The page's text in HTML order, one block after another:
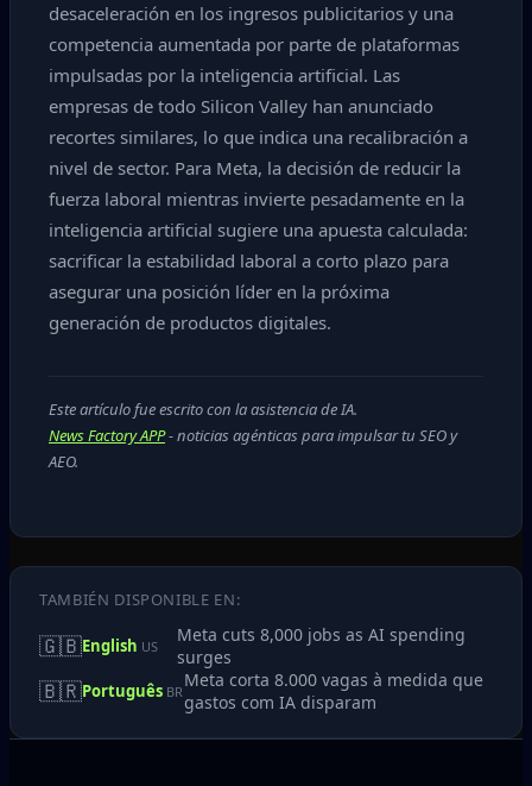
desaceleración en los ingresos publicitarios y una
competencia aumentada por parte de plataformas
impulsadas por la inteligencia artificial. Las
empresas de todo Silicon Valley han anunciado
recortes similares, lo que indica una recalibración a
nivel de sector. Para Meta, la decisión de reducir la
fuerza laboral mientras invierte pesadamente en la
inteligencia artificial sugiere una apuesta calculada:
sacrificar la estabilidad laboral a corto plazo para
asegurar una posición líder en la próxima
generación de productos digitales.
Este artículo fue escrito con la asistencia de IA.
News Factory APP- noticias agénticas para impulsar tu SEO y
AEO.
TAMBIÉN DISPONIBLE EN:
🇬🇧English US
Meta cuts 8,000 jobs as AI spending
surges
🇧🇷Português BR
Meta corta 8.000 vagas à medida que
gastos com IA disparam